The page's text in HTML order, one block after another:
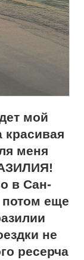
мой
меня
в Сан-
еще
не
ресерча